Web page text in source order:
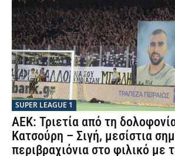
SUPER LEAGUE 1
ΑΕΚ: Τριετία από τη
Κατσούρη – Σιγή, μεσίστια
περιβραχιόνια στο φιλικό με